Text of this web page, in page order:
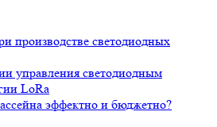
производстве светодиодных
управления светодиодным
LoRa
эффектно и бюджетно?